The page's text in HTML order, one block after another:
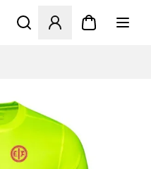
Åbner en Modal til at